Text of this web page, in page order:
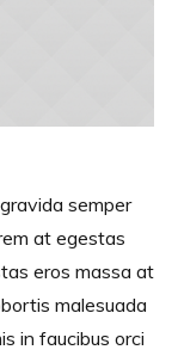
semper
at egestas
eros massa at
malesuada
in faucibus orci